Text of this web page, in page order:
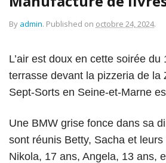
By admin. Published on octobre 24, 2024.
L’air est doux en cette soirée du
terrasse devant la pizzeria de la
Sept-Sorts en Seine-et-Marne
Une BMW grise fonce dans sa
sont réunis Betty, Sacha et
Nikola, 17 ans, Angela, 13 ans,